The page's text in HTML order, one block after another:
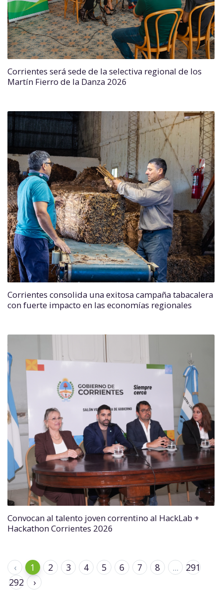
Corrientes será sede de la selectiva regional de los
Martín Fierro de la Danza 2026
Corrientes consolida una exitosa campaña tabacalera
con fuerte impacto en las economías regionales
Convocan al talento joven correntino al HackLab +
Hackathon Corrientes 2026
‹ 1 2 3 4 5 6 7 8 ...
291
292
›